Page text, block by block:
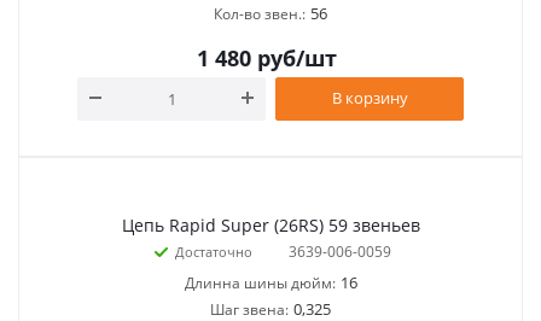
Кол-во звен.: 56
1 480руб/шт
В корзину
Цепь Rapid Super (26RS) 59 звеньев
Достаточно
3639-006-0059
Длинна шины дюйм: 16
Шаг звена: 0,325